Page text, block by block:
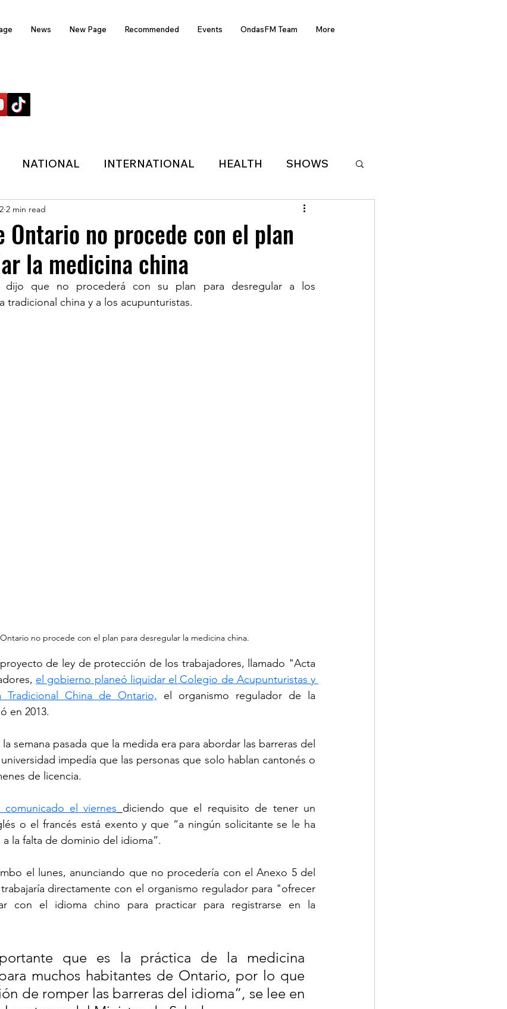
News New Page Recommended Events OndasFM Team More
NATIONAL INTERNATIONAL HEALTH SHOWS
LATIN AMERICA
POLITIC ONDASFM RECOMMENDED OF THE WEEK
Ontario no procede con el plan
la medicina china
2 min read
que no procederá con su plan para desregular a los
tradicional china y a los acupunturistas.
no procede con el plan para desregular la medicina china.
de ley de protección de los trabajadores, llamado "Acta
el gobierno planeó liquidar el Colegio de Acupunturistas y
Tradicional China de Ontario, el organismo regulador de la
en 2013.
semana pasada que la medida era para abordar las barreras del
impedía que las personas que solo hablan cantonés o
de licencia.
el viernes diciendo que el requisito de tener un
o el francés está exento y que “a ningún solicitante se le ha
la falta de dominio del idioma”.
el lunes, anunciando que no procedería con el Anexo 5 del
directamente con el organismo regulador para "ofrecer
con el idioma chino para practicar para registrarse en la
que es la práctica de la medicina
muchos habitantes de Ontario, por lo que
de romper las barreras del idioma”, se lee en